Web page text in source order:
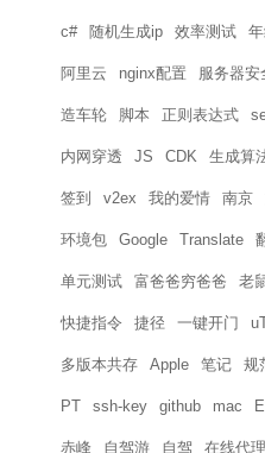
c# 随机生成ip 效率测试
阿里云 nginx配置 服务器安
造车轮 脚本 正则表达式
内网穿透 JS CDK 生成算
签到 v2ex 我的爱情 南京
环境包 Google Translate
单元测试 富爸爸穷爸爸 老
快捷指令 捷径 一键开门
多版本共存 Apple 笔记 规
PT ssh-key github mac
赤峰 自驾游 自驾 在线代理